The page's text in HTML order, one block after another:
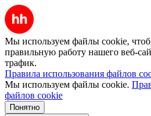
Мы используем файлы cookie,
правильную работу нашего веб-
трафик.
Правила использования файлов
Мы используем файлы cookie.
файлов cookie
Понятно